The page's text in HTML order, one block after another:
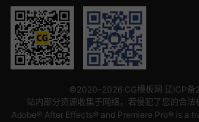
©2020-2026 CG模板网 辽ICP
站内部分资源收集于网络，若侵犯了您的合法
Adobe® After Effects® and Premiere Pro® is a